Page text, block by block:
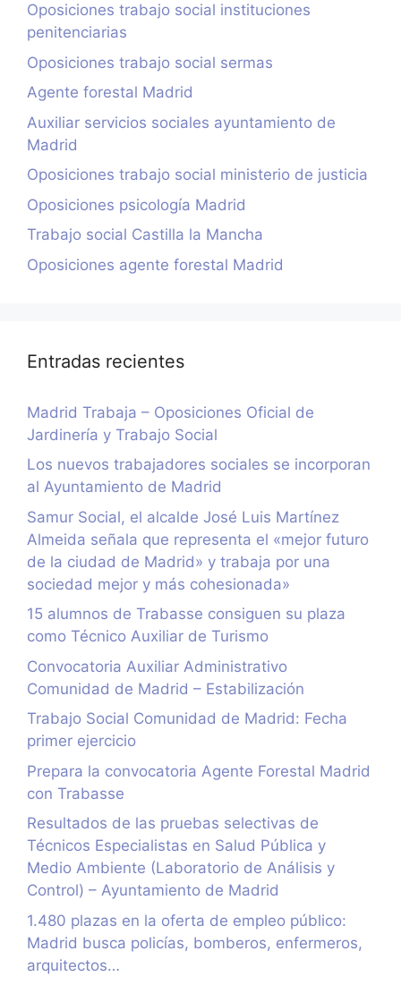
Oposiciones trabajo social instituciones
penitenciarias
Oposiciones trabajo social sermas
Agente forestal Madrid
Auxiliar servicios sociales ayuntamiento de
Madrid
Oposiciones trabajo social ministerio de justicia
Oposiciones psicología Madrid
Trabajo social Castilla la Mancha
Oposiciones agente forestal Madrid
Entradas recientes
Madrid Trabaja – Oposiciones Oficial de
Jardinería y Trabajo Social
Los nuevos trabajadores sociales se incorporan
al Ayuntamiento de Madrid
Samur Social, el alcalde José Luis Martínez
Almeida señala que representa el «mejor futuro
de la ciudad de Madrid» y trabaja por una
sociedad mejor y más cohesionada»
15 alumnos de Trabasse consiguen su plaza
como Técnico Auxiliar de Turismo
Convocatoria Auxiliar Administrativo
Comunidad de Madrid – Estabilización
Trabajo Social Comunidad de Madrid: Fecha
primer ejercicio
Prepara la convocatoria Agente Forestal Madrid
con Trabasse
Resultados de las pruebas selectivas de
Técnicos Especialistas en Salud Pública y
Medio Ambiente (Laboratorio de Análisis y
Control) – Ayuntamiento de Madrid
1.480 plazas en la oferta de empleo público:
Madrid busca policías, bomberos, enfermeros,
arquitectos…